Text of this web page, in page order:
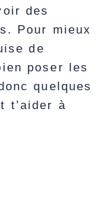
des
Pour mieux
de
poser les
quelques
t’aider à